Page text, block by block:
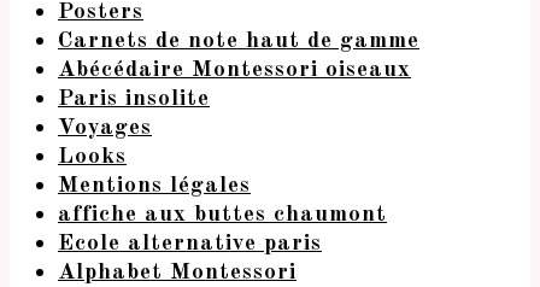
Posters
Carnets de note haut de gamme
Abécédaire Montessori oiseaux
Paris insolite
Voyages
Looks
Mentions légales
affiche aux buttes chaumont
Ecole alternative paris
Alphabet Montessori